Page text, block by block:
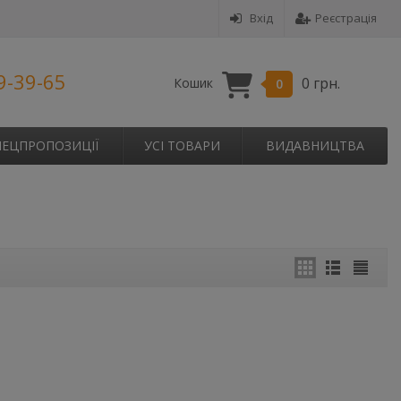
Вхід Реєстрація
39-65 Кошик 0 0 грн.
УСІ ТОВАРИ ВИДАВНИЦТВА